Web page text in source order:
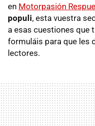
en Motorpasión
populi, esta vuestra
a esas cuestiones que
formuláis para que les
lectores.